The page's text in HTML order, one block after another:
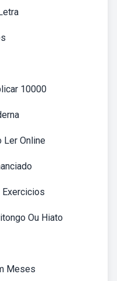
10000
Ler Online
Exercicios
Ou Hiato
Meses